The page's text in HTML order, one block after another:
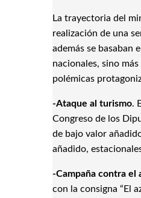
La trayectoria del
realización de una
además se basaban
nacionales, sino
polémicas
-Ataque al turismo.
Congreso de los
de bajo valor
añadido,
-Campaña contra el
con la consigna “El